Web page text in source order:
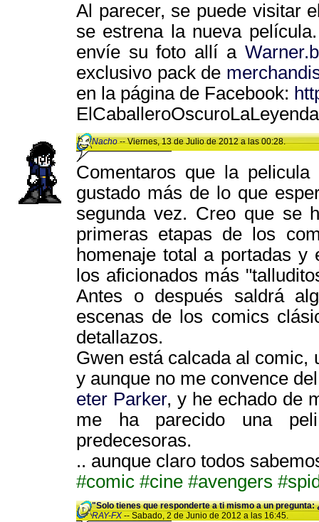
Al parecer, se puede visitar
se estrena la nueva
envíe su foto allí a
exclusivo pack de
en la página de Facebook:
Nacho-- Viernes, 13 de Julio de 2012 a las 00:28.
Comentaros que la
gustado más de lo que
segunda vez. Creo que se
primeras etapas de los
homenaje total a portadas
los aficionados más
Antes o después saldrá
escenas de los comics
detallazos.
Gwen está calcada al comic,
y aunque no me convence
eter Parker, y he echado de
me ha parecido una
predecesoras.
.. aunque claro todos
#comic #cine #avengers
"Solo tienes que responderte a ti mismo a un pregunta:
RAY-FX -- Sabado, 2 de Junio de 2012 a las 16:45.